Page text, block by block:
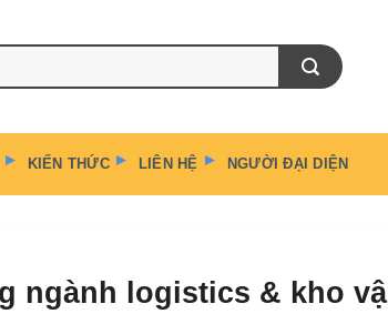
KIẾN THỨC LIÊN HỆ NGƯỜI ĐẠI DIỆN
ngành logistics & kho